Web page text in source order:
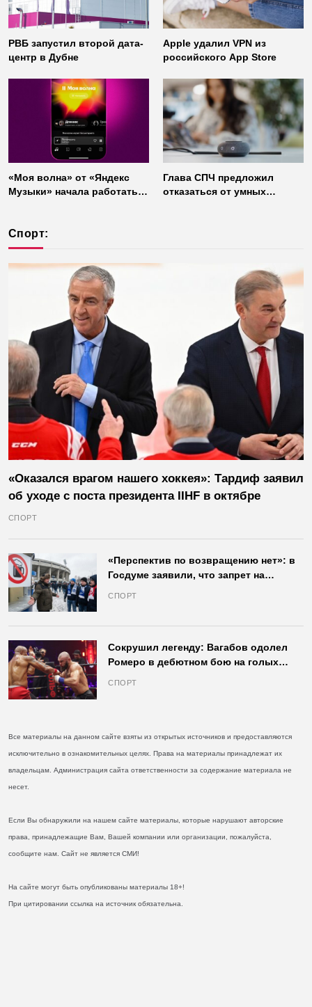
РВБ запустил второй дата-
центр в Дубне
Apple удалил VPN из
российского App Store
«Моя волна» от «Яндекс
Музыки» начала работать
Глава СПЧ предложил
отказаться от умных
Спорт:
«Оказался врагом нашего хоккея»: Тардиф заявил
об уходе с поста президента IIHF в октябре
СПОРТ
«Перспектив по возвращению нет»: в
Госдуме заявили, что запрет на
СПОРТ
Сокрушил легенду: Вагабов одолел
Ромеро в дебютном бою на голых
СПОРТ
Все материалы на данном сайте взяты из открытых источников и предоставляются
исключительно в ознакомительных целях. Права на материалы принадлежат их
владельцам. Администрация сайта ответственности за содержание материала не
несет.
Если Вы обнаружили на нашем сайте материалы, которые нарушают авторские
права, принадлежащие Вам, Вашей компании или организации, пожалуйста,
сообщите нам. Сайт не является СМИ!
На сайте могут быть опубликованы материалы 18+!
При цитировании ссылка на источник обязательна.